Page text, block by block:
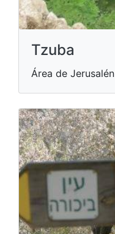
Tzuba
Área de Jerusalén